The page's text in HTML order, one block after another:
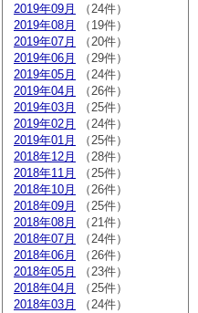
2019年09月
（24件）
2019年08月
（19件）
2019年07月
（20件）
2019年06月
（29件）
2019年05月
（24件）
2019年04月
（26件）
2019年03月
（25件）
2019年02月
（24件）
2019年01月
（25件）
2018年12月
（28件）
2018年11月
（25件）
2018年10月
（26件）
2018年09月
（25件）
2018年08月
（21件）
2018年07月
（24件）
2018年06月
（26件）
2018年05月
（23件）
2018年04月
（25件）
2018年03月
（24件）